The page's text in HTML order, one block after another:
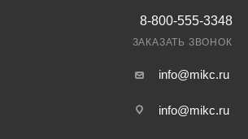
8-800-555-3348
ЗАКАЗАТЬ ЗВОНОК
info@mikc.ru
info@mikc.ru